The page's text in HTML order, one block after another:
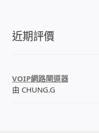
近期評價
VOIP網路閘道器
由 CHUNG.G